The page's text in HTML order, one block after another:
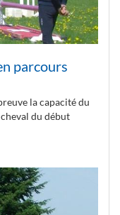
parcours
la capacité du
du début